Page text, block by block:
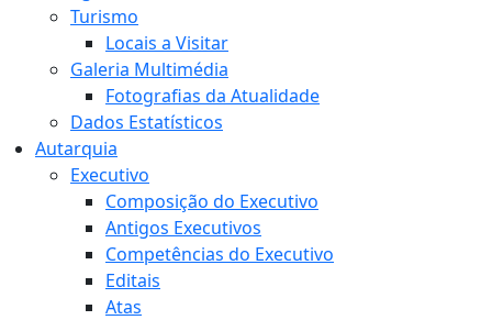
Turismo
Locais a Visitar
Galeria Multimédia
Fotografias da Atualidade
Dados Estatísticos
Autarquia
Executivo
Composição do Executivo
Antigos Executivos
Competências do Executivo
Editais
Atas